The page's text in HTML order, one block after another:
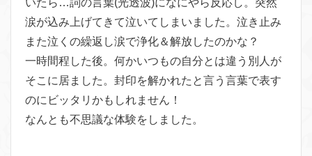
涙が込み上げてきて泣いてしまいました。泣き止み
また泣くの繰返し涙で浄化＆解放したのかな？
一時間程した後。何かいつもの自分とは違う別人が
そこに居ました。封印を解かれたと言う言葉で表す
のにビッタリかもしれません！
なんとも不思議な体験をしました。